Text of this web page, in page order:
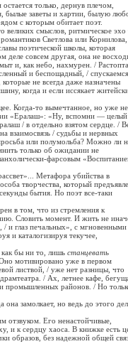
только, дернув плечом,
былые заветы и хартии, былую
с которым обитает поэт.
смыслов, ритмическое эхо
Светлова или Корнилова,
поэтической школы, которая
деле совсем другая, она не
и, как небо, нахмурен. /
и беспощадный, /
не всегда даже назначены
когда и если иссякает
Когда-то вымечтанное, но уже не
«Ералаш»: «Ну, вспомни — целый
/ в отдельно взятом сердце. /
взаимосвязь / судьбы и нервных
или полумольба? Можно ли
только об ожидании не
фарсовым
Метафора убийства в
творчества, который
бытия. Но поэт все-таки
в том, что из стремления к
Словить момент. И жить не
/ и глаз печальных», с мгновенными
и каталогизируя текучее,
бы ни то, лишь станцевать
Оно мотивировано уже в первом
листвой, / уже нет разницы, что
/ Ах, летнее кафе,
промышленных районов. / Но
замолкает, но ведь до этого
Его ненастойчивые,
и к сердцу хаоса. В книжке есть
образов, без надежной общей